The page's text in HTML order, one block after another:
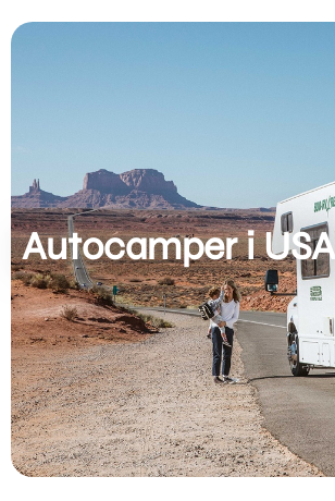
Autocamper i USA